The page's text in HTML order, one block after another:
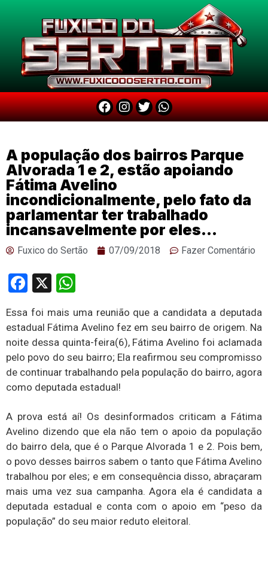
A população dos bairros Parque
Alvorada 1 e 2, estão apoiando
Fátima Avelino
incondicionalmente, pelo fato da
parlamentar ter trabalhado
incansavelmente por eles…
Fuxico do Sertão 07/09/2018 Fazer Comentário
Facebook
X
Essa foi mais uma reunião que a candidata a deputada
estadual Fátima Avelino fez em seu bairro de origem. Na
noite dessa quinta-feira(6), Fátima Avelino foi aclamada
pelo povo do seu bairro; Ela reafirmou seu compromisso
de continuar trabalhando pela população do bairro, agora
como deputada estadual!
A prova está aí! Os desinformados criticam a Fátima
Avelino dizendo que ela não tem o apoio da população
do bairro dela, que é o Parque Alvorada 1 e 2. Pois bem,
o povo desses bairros sabem o tanto que Fátima Avelino
trabalhou por eles; e em consequência disso, abraçaram
mais uma vez sua campanha. Agora ela é candidata a
deputada estadual e conta com o apoio em “peso da
população” do seu maior reduto eleitoral.